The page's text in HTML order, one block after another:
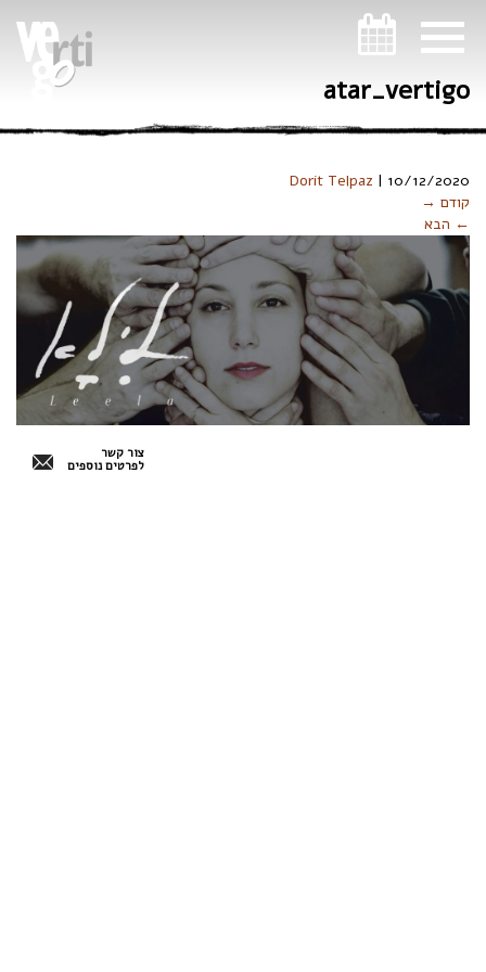
atar_vertigo
Dorit Telpaz | 10/12/2020
קודם →
← הבא
צור קשר
לפרטים נוספים